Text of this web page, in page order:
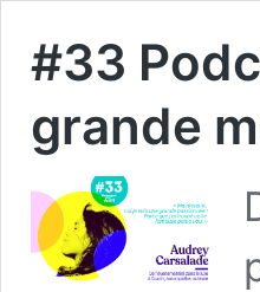
#33
grande